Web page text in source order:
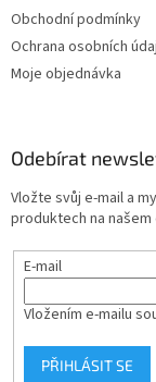
Obchodní podmínky
Ochrana osobních
Moje objednávka
Odebírat
Vložte svůj e-mail a
produktech na našem
E-mail
Vložením e-mailu
PŘIHLÁSIT SE